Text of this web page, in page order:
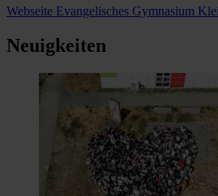
Webseite Evangelisches Gymnasium
Neuigkeiten